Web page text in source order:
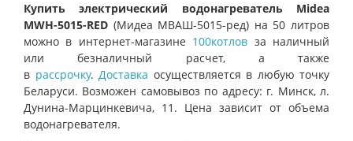
Купить электрический водонагреватель Midea
MWH-5015-RED (Мидеа МВАШ-5015-ред) на 50 литров
можно в интернет-магазине 100котлов за наличный
или безналичный расчет, а также
в рассрочку. Доставка осуществляется в любую точку
Беларуси. Возможен самовывоз по адресу: г. Минск, л.
Дунина-Марцинкевича, 11. Цена зависит от объема
водонагревателя.